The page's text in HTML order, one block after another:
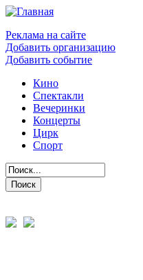
Реклама на сайте
Добавить организацию
Добавить событие
Кино
Спектакли
Вечеринки
Концерты
Цирк
Спорт